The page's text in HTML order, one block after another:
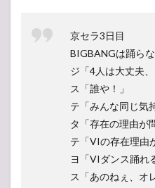
京セラ3日目
BIGBANGは踊ら
ジ「4人は大丈夫
ス「誰や！」
テ「みんな同じ気
タ「存在の理由が
テ「VIの存在理由
ヨ「VIダンス踊れ
ス「あのねぇ、オ